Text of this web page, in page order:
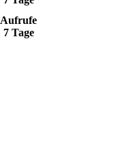
Aufrufe
7 Tage